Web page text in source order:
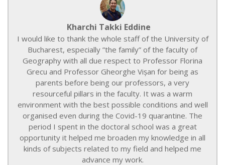
Kharchi Takki Eddine
I would like to thank the whole staff of the University of
Bucharest, especially ”the family” of the faculty of
Geography with all due respect to Professor Florina
Grecu and Professor Gheorghe Vișan for being as
parents before being our professors, a very
resourceful pillars in the faculty. It was a warm
environment with the best possible conditions and well
organised even during the Covid-19 quarantine. The
period I spent in the doctoral school was a great
opportunity it helped me broaden my knowledge in all
kinds of subjects related to my field and helped me
advance my work.